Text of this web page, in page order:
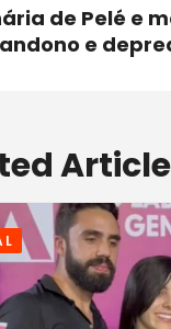
de Pelé e
e
Article